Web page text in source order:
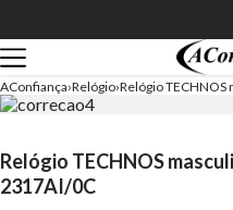
AConfiança Relógio Relógio TECHNOS
Relógio TECHNOS
2317AI/0C